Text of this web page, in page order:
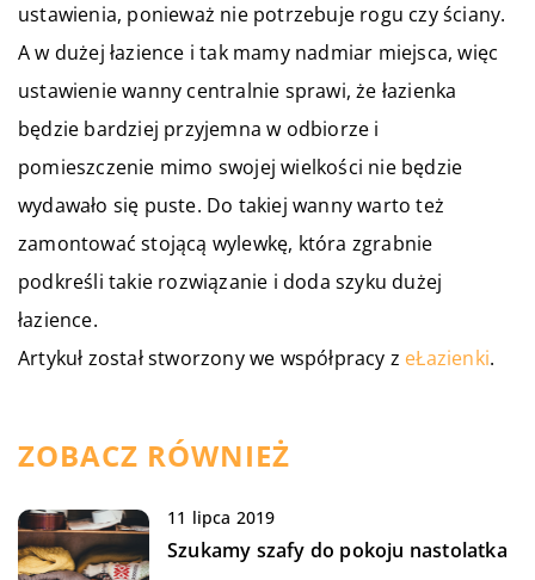
ustawienia, ponieważ nie potrzebuje rogu czy ściany.
A w dużej łazience i tak mamy nadmiar miejsca, więc
ustawienie wanny centralnie sprawi, że łazienka
będzie bardziej przyjemna w odbiorze i
pomieszczenie mimo swojej wielkości nie będzie
wydawało się puste. Do takiej wanny warto też
zamontować stojącą wylewkę, która zgrabnie
podkreśli takie rozwiązanie i doda szyku dużej
łazience.
Artykuł został stworzony we współpracy z eŁazienki.
ZOBACZ RÓWNIEŻ
11 lipca 2019
Szukamy szafy do pokoju nastolatka